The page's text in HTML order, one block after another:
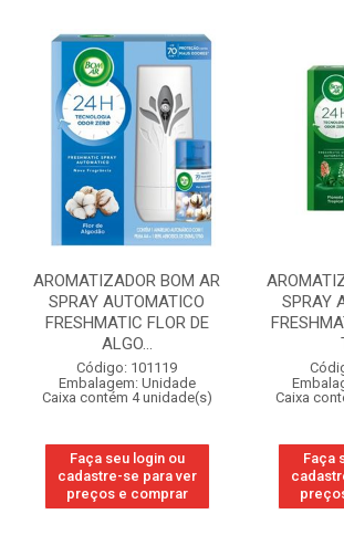
AROMATIZADOR BOM AR
SPRAY AUTOMATICO
FRESHMATIC FLOR DE
ALGO...
Código: 101119
Embalagem: Unidade
Caixa contém 4 unidade(s)
Faça seu login ou
cadastre-se para ver
preços e comprar
SPRAY
Caixa
Faça